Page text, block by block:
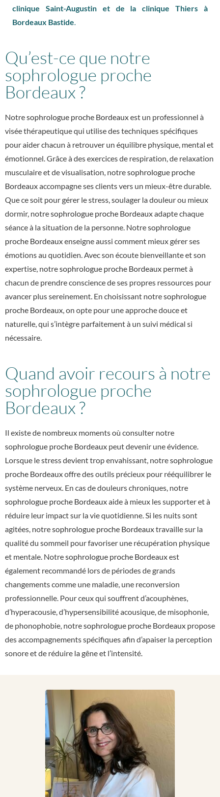
clinique Saint-Augustin et de la clinique Thiers à
Bordeaux Bastide.
Qu’est-ce que notre
sophrologue proche
Bordeaux ?
Notresophrologue proche Bordeauxest un professionnel à
visée thérapeutique qui utilise des techniques spécifiques
pour aider chacun à retrouver un équilibre physique, mental et
émotionnel. Grâce à des exercices de respiration, de relaxation
musculaire et de visualisation, notresophrologue proche
Bordeauxaccompagne ses clients vers un mieux-être durable.
Que ce soit pour gérer le stress, soulager la douleur ou mieux
dormir, notresophrologue proche Bordeauxadapte chaque
séance à la situation de la personne. Notresophrologue
proche Bordeauxenseigne aussi comment mieux gérer ses
émotions au quotidien. Avec son écoute bienveillante et son
expertise, notresophrologue proche Bordeaux permet à
chacun de prendre conscience de ses propres ressources pour
avancer plus sereinement. En choisissant notresophrologue
proche Bordeaux, on opte pour une approche douce et
naturelle, qui s’intègre parfaitement à un suivi médical si
nécessaire.
Quand avoir recours à notre
sophrologue proche
Bordeaux ?
Il existe de nombreux moments où consulter notre
sophrologue proche Bordeaux peut devenir une évidence.
Lorsque le stress devient trop envahissant, notresophrologue
proche Bordeauxoffre des outils précieux pour rééquilibrer le
système nerveux. En cas de douleurs chroniques, notre
sophrologue proche Bordeauxaide à mieux les supporter et à
réduire leur impact sur la vie quotidienne. Si les nuits sont
agitées, notresophrologue proche Bordeauxtravaille sur la
qualité du sommeil pour favoriser une récupération physique
et mentale. Notresophrologue proche Bordeauxest
également recommandé lors de périodes de grands
changements comme une maladie, une reconversion
professionnelle. Pour ceux qui souffrent d’acouphènes,
d’hyperacousie, d’hypersensibilité acousique, de misophonie,
de phonophobie, notresophrologue proche Bordeaux propose
des accompagnements spécifiques afin d’apaiser la perception
sonore et de réduire la gêne et l’intensité.